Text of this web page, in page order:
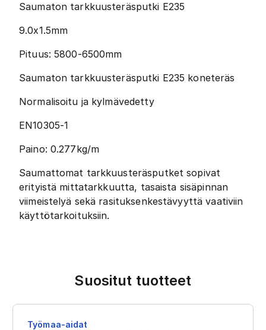
Saumaton tarkkuusteräsputki E235
9.0x1.5mm
Pituus: 5800-6500mm
Saumaton tarkkuusteräsputki E235 koneteräs
Normalisoitu ja kylmävedetty
EN10305-1
Paino: 0.277kg/m
Saumattomat tarkkuusteräsputket sopivat
erityistä mittatarkkuutta, tasaista sisäpinnan
viimeistelyä sekä rasituksenkestävyyttä vaativiin
käyttötarkoituksiin.
Suositut tuotteet
Työmaa-aidat